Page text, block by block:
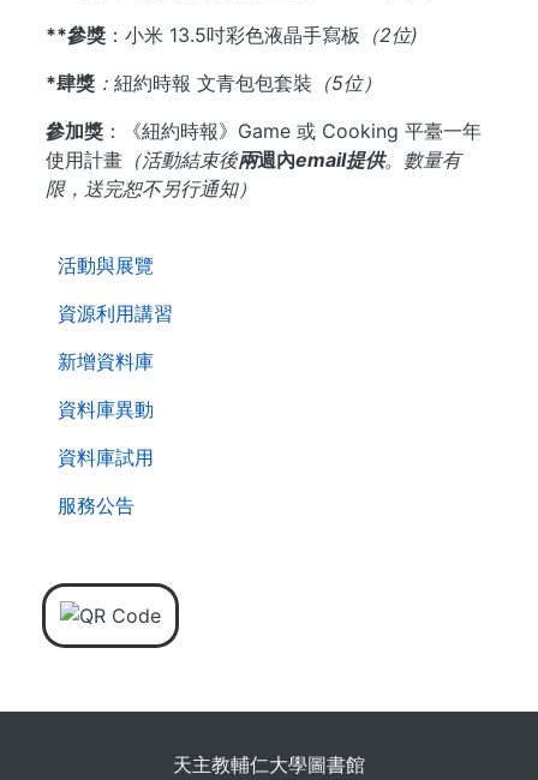
活動與展覽
資源利用講習
新增資料庫
資料庫異動
資料庫試用
服務公告
**參獎 ：小米 13.5吋彩色液晶手寫板 （2位)
*肆獎 ： 紐約時報 文青包包套裝 （5位）
參加獎 ：《紐約時報》Game 或 Cooking 平臺一年
使用計畫 （活動結束後兩週內email提供。數量有
限，送完恕不另行通知）
天主教輔仁大學圖書館